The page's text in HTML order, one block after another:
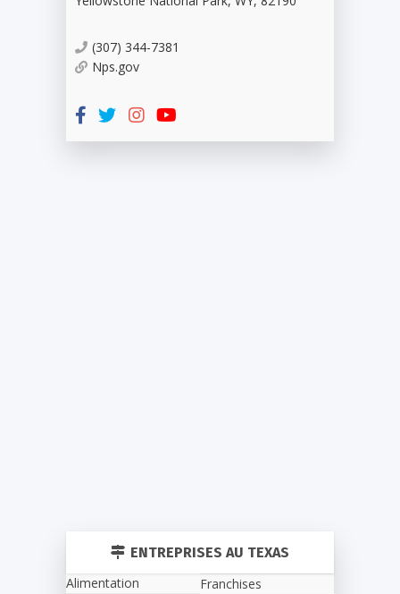
(307) 344-7381
Nps.gov
ENTREPRISES AU TEXAS
Alimentation
Franchises